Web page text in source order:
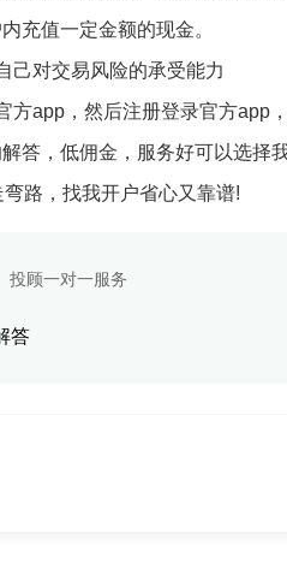
充值一定金额的现金。
己对交易风险的承受能力
方app，然后注册登录官方app
答，低佣金，服务好可以选择
路，找我开户省心又靠谱!
投顾一对一服务
答